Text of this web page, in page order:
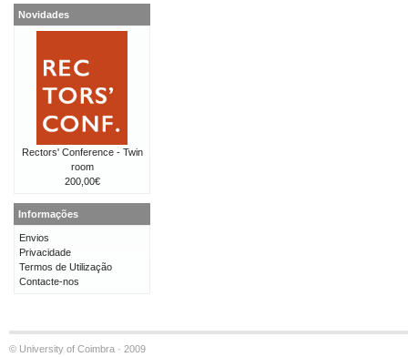
Novidades
Rectors' Conference - Twin
room
200,00€
Informações
Envios
Privacidade
Termos de Utilização
Contacte-nos
© University of Coimbra · 2009